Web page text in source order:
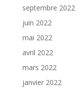
septembre 2022
juin 2022
mai 2022
avril 2022
mars 2022
janvier 2022